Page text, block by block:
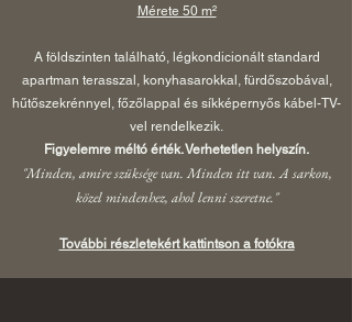
Mérete 50 m²
A földszinten található, légkondicionált standard
apartman terasszal, konyhasarokkal, fürdőszobával,
hűtőszekrénnyel, főzőlappal és síkképernyős kábel-TV-
vel rendelkezik.
Figyelemre méltó érték. Verhetetlen helyszín.
"Minden, amire szüksége van. Minden itt van. A sarkon,
közel mindenhez, ahol lenni szeretne."
További részletekért kattintson a fotókra